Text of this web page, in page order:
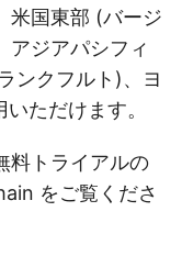
米国東部 (バージ
アジアパシフィ
ンクフルト)、ヨ
ただけます。
料トライアルの
をご覧くださ